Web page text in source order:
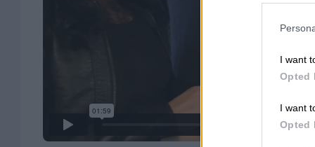
I want
Opted
I want
Opted